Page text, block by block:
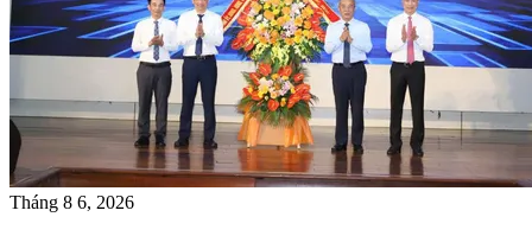
Tháng 8 6, 2026